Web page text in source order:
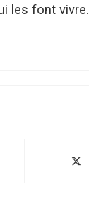
les font vivre.